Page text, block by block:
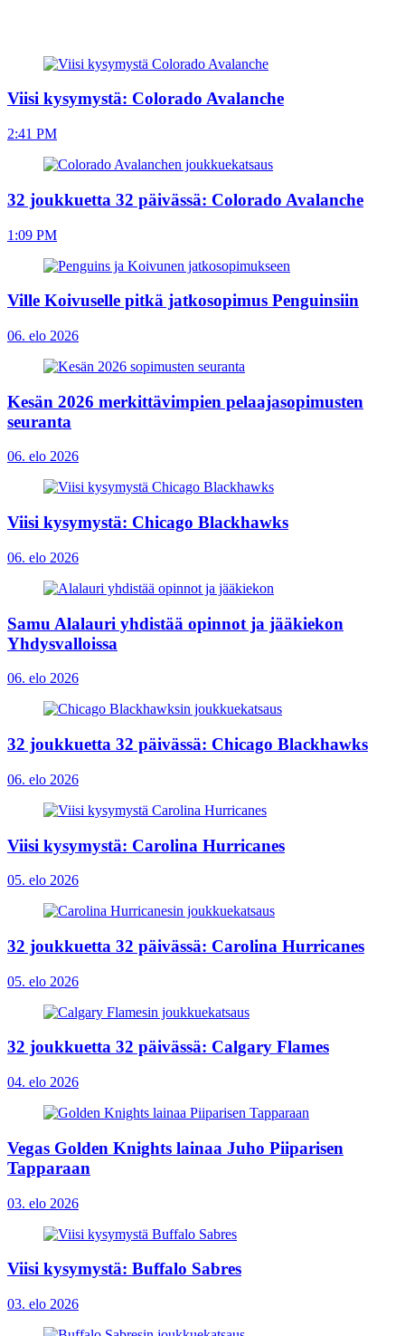
Viisi kysymystä: Colorado Avalanche
2:41 PM
32 joukkuetta 32 päivässä: Colorado Avalanche
1:09 PM
Ville Koivuselle pitkä jatkosopimus Penguinsiin
06. elo 2026
Kesän 2026 merkittävimpien pelaajasopimusten
seuranta
06. elo 2026
Viisi kysymystä: Chicago Blackhawks
06. elo 2026
Samu Alalauri yhdistää opinnot ja jääkiekon
Yhdysvalloissa
06. elo 2026
32 joukkuetta 32 päivässä: Chicago Blackhawks
06. elo 2026
Viisi kysymystä: Carolina Hurricanes
05. elo 2026
32 joukkuetta 32 päivässä: Carolina Hurricanes
05. elo 2026
32 joukkuetta 32 päivässä: Calgary Flames
04. elo 2026
Vegas Golden Knights lainaa Juho Piiparisen
Tapparaan
03. elo 2026
Viisi kysymystä: Buffalo Sabres
03. elo 2026